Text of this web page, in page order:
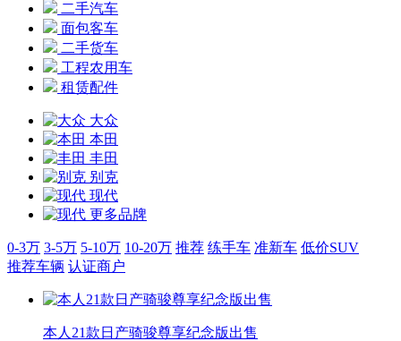
二手汽车
面包客车
二手货车
工程农用车
租赁配件
大众
本田
丰田
别克
现代
更多品牌
0-3万 3-5万 5-10万 10-20万 推荐 练手车 准新车 低价SUV
推荐车辆 认证商户
本人21款日产骑骏尊享纪念版出售